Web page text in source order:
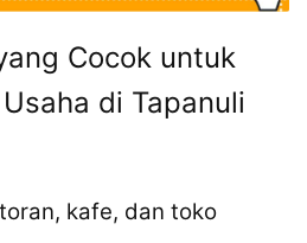
Cocok untuk
di Tapanuli
kafe, dan toko